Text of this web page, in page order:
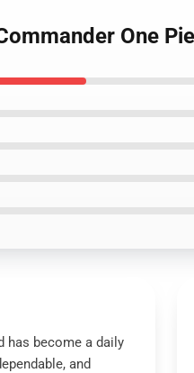
One
has become a daily
and